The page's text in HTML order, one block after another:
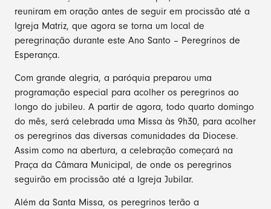
reuniram em oração antes de seguir em procissão até a
Igreja Matriz, que agora se torna um local de
peregrinação durante este Ano Santo – Peregrinos de
Esperança.
Com grande alegria, a paróquia preparou uma
programação especial para acolher os peregrinos ao
longo do jubileu. A partir de agora, todo quarto domingo
do mês, será celebrada uma Missa às 9h30, para acolher
os peregrinos das diversas comunidades da Diocese.
Assim como na abertura, a celebração começará na
Praça da Câmara Municipal, de onde os peregrinos
seguirão em procissão até a Igreja Jubilar.
Além da Santa Missa, os peregrinos terão a